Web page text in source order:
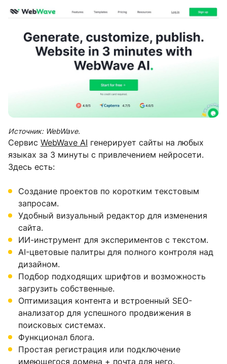
Источник: WebWave.
Сервис WebWave AI генерирует сайты на любых
языках за 3 минуты с привлечением нейросети.
Здесь есть:
Создание проектов по коротким текстовым
запросам.
Удобный визуальный редактор для изменения
сайта.
ИИ-инструмент для экспериментов с текстом.
AI-цветовые палитры для полного контроля над
дизайном.
Подбор подходящих шрифтов и возможность
загрузить собственные.
Оптимизация контента и встроенный SEO-
анализатор для успешного продвижения в
поисковых системах.
Функционал блога.
Простая регистрация или подключение
имеющегося домена + почта для него.